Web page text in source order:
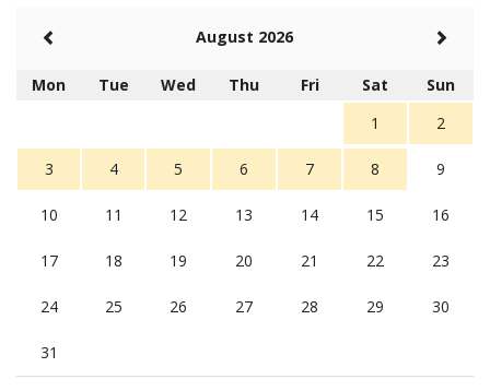
August 2026
Mon Tue Wed Thu Fri Sat
Sun
1
2
3 4 5 6 7 8 9
10 11 12 13 14 15 16
17 18 19 20 21 22 23
24 25 26 27 28 29 30
31